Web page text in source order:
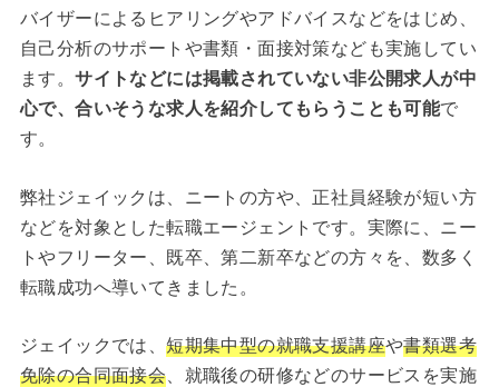
バイザーによるヒアリングやアドバイスなどをはじめ、
自己分析のサポートや書類・面接対策なども実施してい
ます。サイトなどには掲載されていない非公開求人が中
心で、合いそうな求人を紹介してもらうことも可能で
す。
弊社ジェイックは、ニートの方や、正社員経験が短い方
などを対象とした転職エージェントです。実際に、ニー
トやフリーター、既卒、第二新卒などの方々を、数多く
転職成功へ導いてきました。
ジェイックでは、短期集中型の就職支援講座や書類選考
免除の合同面接会 、就職後の研修などのサービスを実施